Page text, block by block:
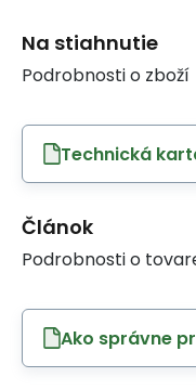
Na stiahnutie
Podrobnosti o zboží
Technická
Článok
Podrobnosti o
Ako správne